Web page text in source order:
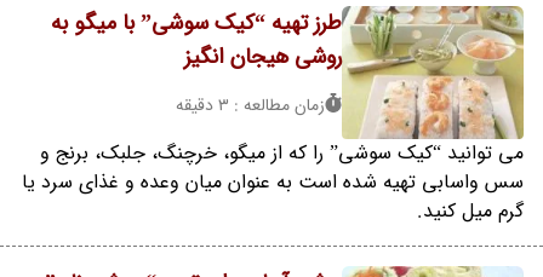
طرز تهیه “کیک سوشی” با میگو به
روشی هیجان انگیز
زمان مطالعه : 3 دقیقه
می توانید “کیک سوشی” را که از میگو، خرچنگ، جلبک، برنج و
سس واسابی تهیه شده است به عنوان میان وعده و غذای سرد یا
گرم میل کنید.